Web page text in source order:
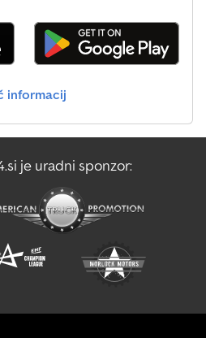
informacij
je uradni sponzor: